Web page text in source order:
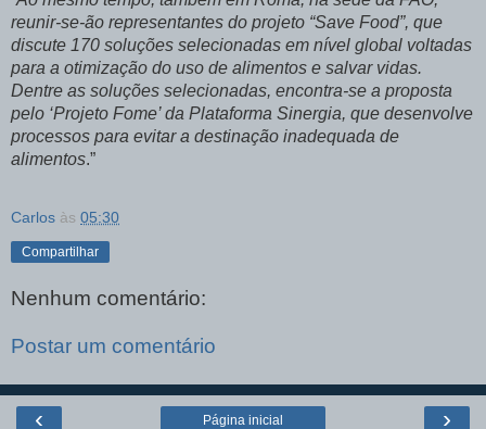
reunir-se-ão representantes do projeto “Save Food”, que
discute 170 soluções selecionadas em nível global voltadas
para a otimização do uso de alimentos e salvar vidas.
Dentre as soluções selecionadas, encontra-se a proposta
pelo ‘Projeto Fome’ da Plataforma Sinergia, que desenvolve
processos para evitar a destinação inadequada de
alimentos.”
Carlos às 05:30
Compartilhar
Nenhum comentário:
Postar um comentário
‹ ›
Página inicial